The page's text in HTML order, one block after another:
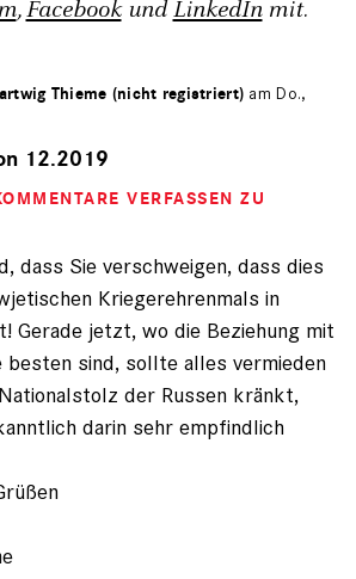
,FacebookundLinkedInmit.
Thieme (nicht registriert) am Do.,
12.2019
VERFASSEN ZU
dass Sie verschweigen, dass dies
Kriegerehrenmals in
Gerade jetzt, wo die Beziehung mit
besten sind, sollte alles vermieden
der Russen kränkt,
darin sehr empfindlich